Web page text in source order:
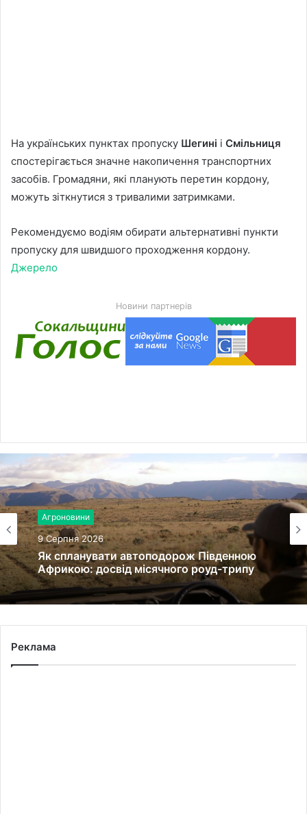
На українських пунктах пропуску Шегині і Смільниця
спостерігається значне накопичення транспортних
засобів. Громадяни, які планують перетин кордону,
можуть зіткнутися з тривалими затримками.
Рекомендуємо водіям обирати альтернативні пункти
пропуску для швидшого проходження кордону.
Джерело
Новини партнерів
Агроновини
9 Серпня 2026
Як спланувати автоподорож Південною
Африкою: досвід місячного роуд-трипу
Реклама